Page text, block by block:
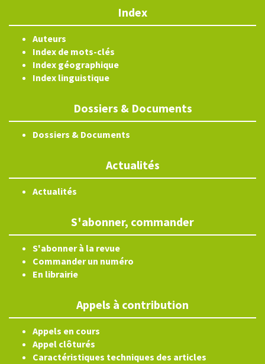
Index
Auteurs
Index de mots-clés
Index géographique
Index linguistique
Dossiers & Documents
Dossiers & Documents
Actualités
Actualités
S'abonner, commander
S'abonner à la revue
Commander un numéro
En librairie
Appels à contribution
Appels en cours
Appel clôturés
Caractéristiques techniques des articles